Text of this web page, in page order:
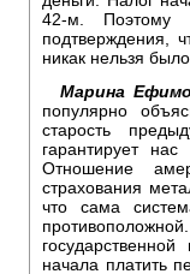
42-м. Поэтому
подтверждения,
никак нельзя
Марина
популярно
старость
гарантирует
Отношение
страхования
что сама
начала платить